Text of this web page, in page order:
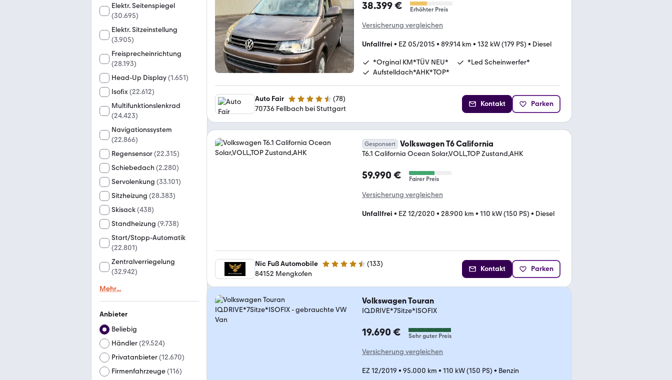
Elektr. Seitenspiegel
(30.695)
Elektr. Sitzeinstellung
(3.905)
Freisprecheinrichtung
(28.193)
Head-Up Display(1.651)
Isofix(22.612)
Multifunktionslenkrad
(24.423)
Navigationssystem
(22.866)
Regensensor(22.315)
Schiebedach (2.280)
Servolenkung (33.101)
Sitzheizung (28.383)
Skisack(438)
Standheizung (9.738)
Start/Stopp-Automatik
(22.801)
Zentralverriegelung
(32.942)
Mehr...
Anbieter
Beliebig
Händler(29.524)
Privatanbieter(12.670)
Firmenfahrzeuge(116)
38.399 € Erhöhter Preis
Versicherung vergleichen
Unfallfrei • EZ 05/2015 • 89.914 km • 132 kW (179 PS) • Diesel
*Orginal KM*TÜV NEU*
*Led Scheinwerfer*
Aufstelldach*AHK*TOP*
Auto Fair 4.7 Sterne (78)
70736 Fellbach bei Stuttgart
Kontakt Parken
Gesponsert Volkswagen T6 California
T6.1 California Ocean Solar,VOLL,TOP Zustand,AHK
59.990 € Fairer Preis
Versicherung vergleichen
Unfallfrei • EZ 12/2020 • 28.900 km • 110 kW (150 PS) • Diesel
Nic Fuß Automobile 4.6 Sterne (133)
84152 Mengkofen
Kontakt Parken
Volkswagen Touran
IQ.DRIVE*7Sitze*ISOFIX
19.690 € Sehr guter Preis
Versicherung vergleichen
EZ 12/2019 • 95.000 km • 110 kW (150 PS) • Benzin